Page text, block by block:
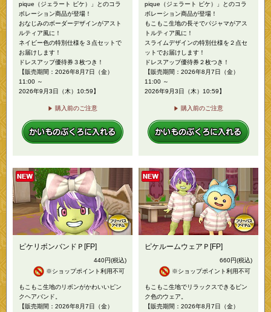
pique（ジェラート ピケ）」とのコラ
ボレーション商品が登場！
おなじみのボーダーデザインがアスト
ルティア風に！
ネイビー色の特別仕様を３点セットで
お届けします！
ドレスアップ優待券３枚つき！
【販売期間：2026年8月7日（金）
11:00 ～
2026年9月3日（木）10:59】
購入前のご注意
pique（ジェラート ピケ）」とのコラ
ボレーション商品が登場！
もこもこ生地の長そでパジャマがアス
トルティア風に！
スライムデザインの特別仕様を２点セ
ットでお届けします！
ドレスアップ優待券２枚つき！
【販売期間：2026年8月7日（金）
11:00 ～
2026年9月3日（木）10:59】
購入前のご注意
ピケリボンバンドＰ[FP]
440円(税込)
※ショップポイント利用不可
もこもこ生地のリボンがかわいいピン
クヘアバンド。
【販売期間：2026年8月7日（金）
ピケルームウェアＰ[FP]
660円(税込)
※ショップポイント利用不可
もこもこ生地でリラックスできるピン
ク色のウェア。
【販売期間：2026年8月7日（金）